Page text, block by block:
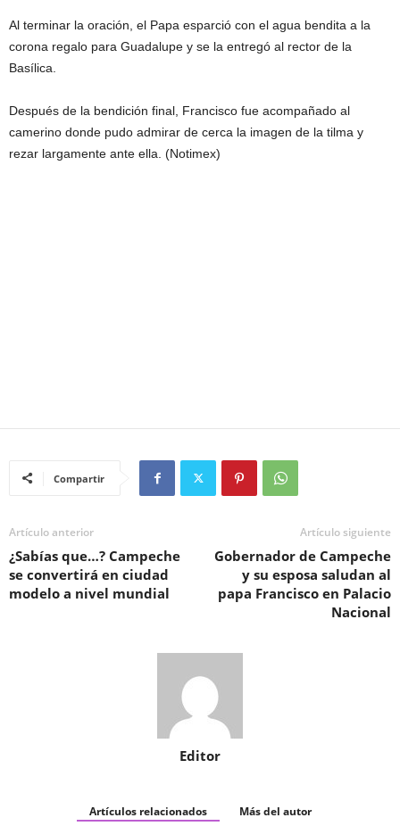
Al terminar la oración, el Papa esparció con el agua bendita a la
corona regalo para Guadalupe y se la entregó al rector de la
Basílica.
Después de la bendición final, Francisco fue acompañado al
camerino donde pudo admirar de cerca la imagen de la tilma y
rezar largamente ante ella. (Notimex)
Compartir
Artículo anterior
¿Sabías que…? Campeche
se convertirá en ciudad
modelo a nivel mundial
Artículo siguiente
Gobernador de Campeche
y su esposa saludan al
papa Francisco en Palacio
Nacional
Editor
Artículos relacionados Más del autor